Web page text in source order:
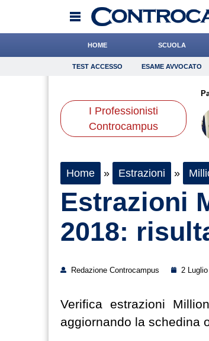
HOME SCUOLA
TEST ACCESSO Esame Avvocato
Scienze
TEST ACCESSO ESAME AVVOCATO
I Professionisti
Controcampus
Home » Estrazioni »
Estrazioni
2018:
Redazione Controcampus 2
Verifica estrazioni
aggiornando la schedina